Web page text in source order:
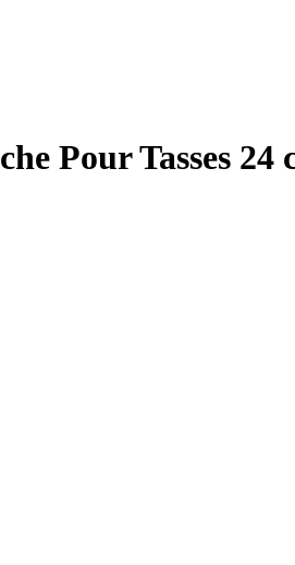
Pour Tasses 24